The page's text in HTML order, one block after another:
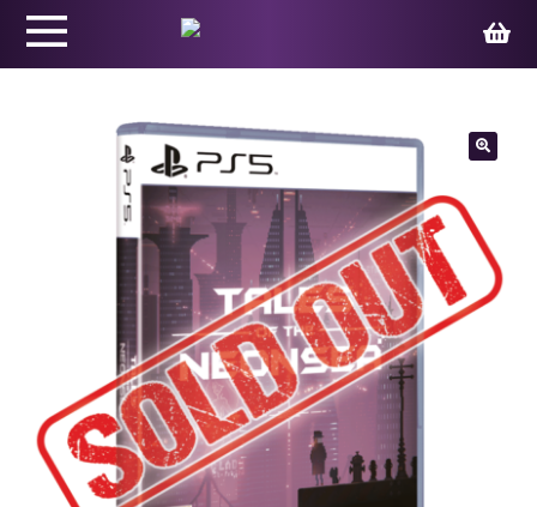
Productos
Juegos
Ed. Coleccionista
Merchandising
Contacto
Carrito